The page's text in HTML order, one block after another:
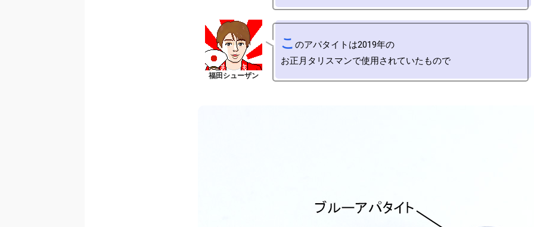
こ のアパタイトは2019年の